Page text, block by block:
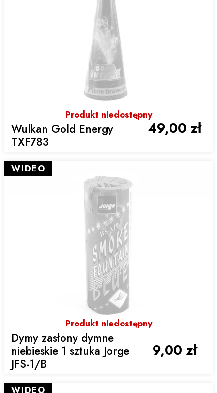
Produkt niedostępny
Wulkan Gold Energy
TXF783
49,00 zł
Produkt niedostępny
Dymy zasłony dymne
niebieskie 1 sztuka Jorge
JFS-1/B
9,00 zł
WIDEO
WIDEO